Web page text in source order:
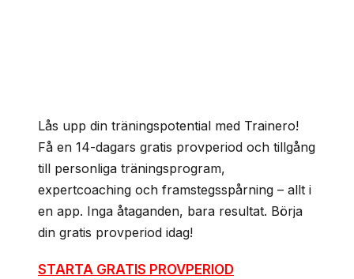
Lås upp din träningspotential med Trainero!
Få en 14-dagars gratis provperiod och tillgång
till personliga träningsprogram,
expertcoaching och framstegsspårning – allt i
en app. Inga åtaganden, bara resultat. Börja
din gratis provperiod idag!
STARTA GRATIS PROVPERIOD